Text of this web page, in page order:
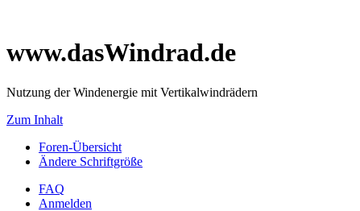
www.dasWindrad.de
Nutzung der Windenergie mit Vertikalwindrädern
Zum Inhalt
Foren-Übersicht
Ändere Schriftgröße
FAQ
Anmelden